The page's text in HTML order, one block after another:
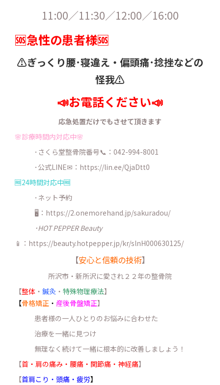
11:00／11:30／12:00／16:00
🆘急性の患者様🆘
⚠️ぎっくり腰･寝違え・ 偏頭痛･捻挫などの
怪我⚠️
📣お電話ください📣
応急処置だけでもさせて頂きます
🌸診療時間内対応中🌸
･さくら堂整骨院番号📞：042-994-8001
･公式LINE✉： https://lin.ee/QjaDtt0
🆓24時間対応中🆓
･ネット予約
🖥：https://2.onemorehand.jp/sakuradou/
･HOT PEPPER Beauty
📱：https://beauty.hotpepper.jp/kr/slnH000630125/
【安心と信頼の技術】
所沢市・新所沢に愛され２２年の整骨院
【整体 ・ 鍼灸 ・ 特殊物理療法】
【骨格矯正 ・ 産後骨盤矯正】
患者様の一人ひとりのお悩みに合わせた
治療を一緒に見つけ
無理なく続けて一緒に根本的に改善しましょう！
【首・肩の痛み・腰痛・関節痛・神経痛】
【首肩こり・頭痛・疲労】